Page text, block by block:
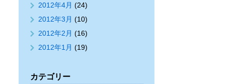
2012年4月 (24)
2012年3月 (10)
2012年2月 (16)
2012年1月 (19)
カテゴリー